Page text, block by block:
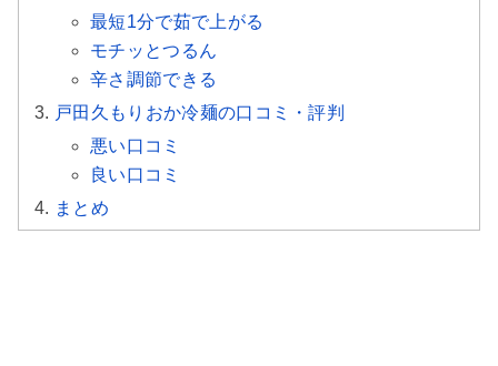
最短1分で茹で上がる
モチッとつるん
辛さ調節できる
戸田久もりおか冷麺の口コミ・評判
悪い口コミ
良い口コミ
まとめ